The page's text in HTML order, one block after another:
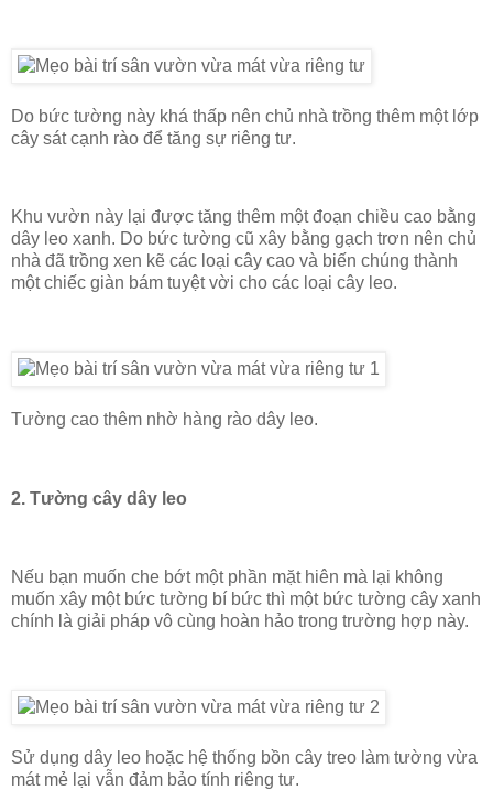
Do bức tường này khá thấp nên chủ nhà trồng thêm một lớp
cây sát cạnh rào để tăng sự riêng tư.
Khu vườn này lại được tăng thêm một đoạn chiều cao bằng
dây leo xanh. Do bức tường cũ xây bằng gạch trơn nên chủ
nhà đã trồng xen kẽ các loại cây cao và biến chúng thành
một chiếc giàn bám tuyệt vời cho các loại cây leo.
Tường cao thêm nhờ hàng rào dây leo.
2. Tường cây dây leo
Nếu bạn muốn che bớt một phần mặt hiên mà lại không
muốn xây một bức tường bí bức thì một bức tường cây xanh
chính là giải pháp vô cùng hoàn hảo trong trường hợp này.
Sử dụng dây leo hoặc hệ thống bồn cây treo làm tường vừa
mát mẻ lại vẫn đảm bảo tính riêng tư.